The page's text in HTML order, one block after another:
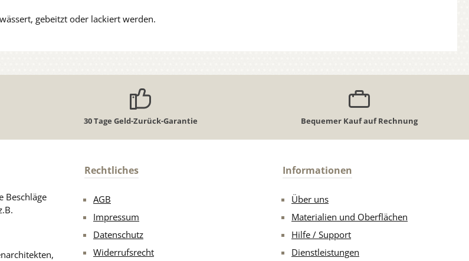
gebeitzt oder lackiert werden.
30 Tage Geld-Zurück-Garantie Bequemer Kauf auf Rechnung
Beschläge
Rechtliches
AGB
Impressum
Datenschutz
Widerrufsrecht
Informationen
Über uns
Materialien und Oberflächen
Hilfe / Support
Dienstleistungen